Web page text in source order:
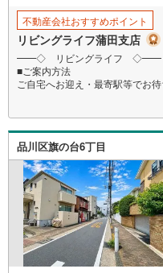
不動産会社おすすめポイント
リビングライフ蒲田支店
━━◇ リビングライフ ◇━━
■ご案内方法
ご自宅へお迎え・最寄駅等でお
くださいませ。ご希望があれば
■ご予約方法
事前に鍵の手配が必要な場合が
ると、ご案内がスムーズです。
■資金のご相談もお気軽にどうぞ
ライフプラン作成や住宅ローン
どご質問にもFPがしっかりとお
■キッズスペースもご用意
お子様が退屈しないよう、DVD
実させておりますので、ご安心
品川区旗の台6丁目